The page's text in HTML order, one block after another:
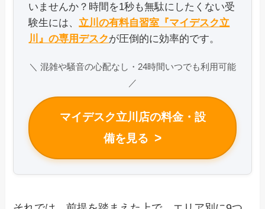
いませんか？時間を1秒も無駄にしたくない受
験生には、立川の有料自習室『マイデスク立
川』の専用デスクが圧倒的に効率的です。
＼ 混雑や騒音の心配なし・24時間いつでも利用可能
／
マイデスク立川店の料金・設
備を見る >